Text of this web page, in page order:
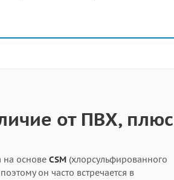
от ПВХ,
на основе CSM (хлорсульфированного
поэтому он часто встречается в